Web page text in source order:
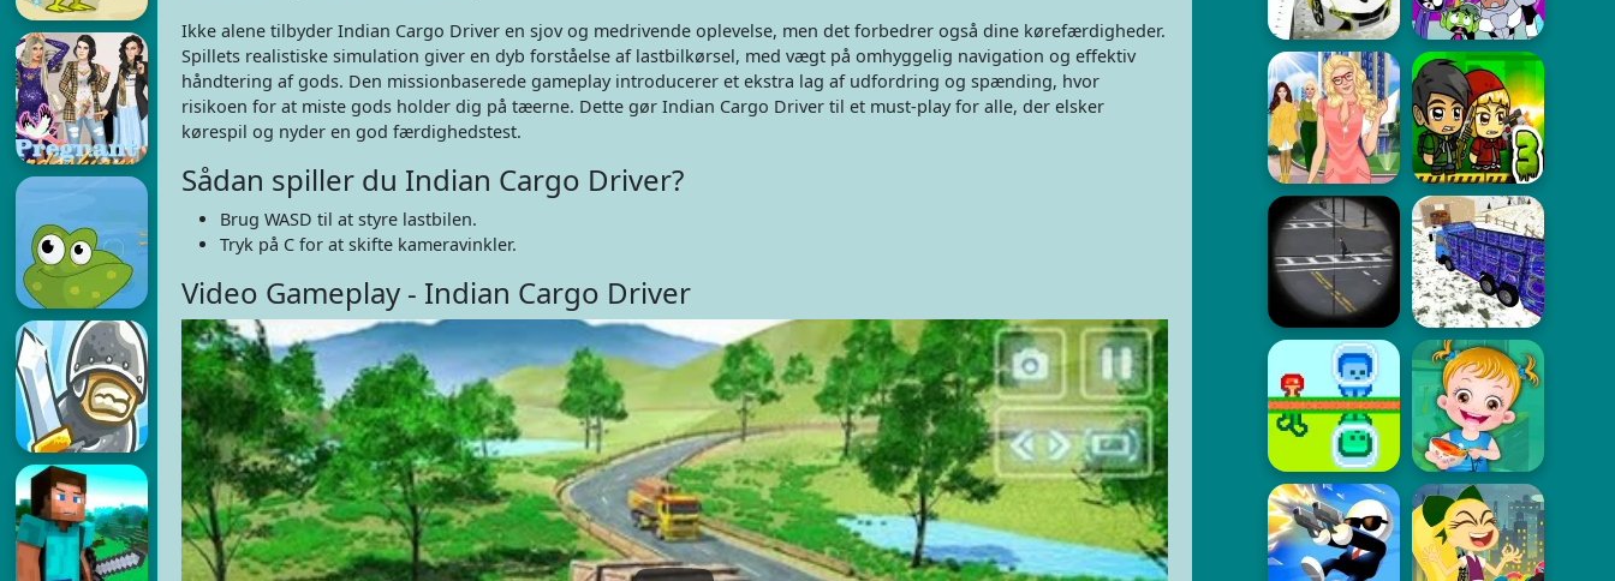
Ikke alene tilbyder Indian Cargo Driver en sjov og medrivende oplevelse, men det forbedrer også dine kørefærdigheder.
Spillets realistiske simulation giver en dyb forståelse af lastbilkørsel, med vægt på omhyggelig navigation og effektiv
håndtering af gods. Den missionbaserede gameplay introducerer et ekstra lag af udfordring og spænding, hvor
risikoen for at miste gods holder dig på tæerne. Dette gør Indian Cargo Driver til et must-play for alle, der elsker
kørespil og nyder en god færdighedstest.
Sådan spiller du Indian Cargo Driver?
Brug WASD til at styre lastbilen.
Tryk på C for at skifte kameravinkler.
Video Gameplay - Indian Cargo Driver